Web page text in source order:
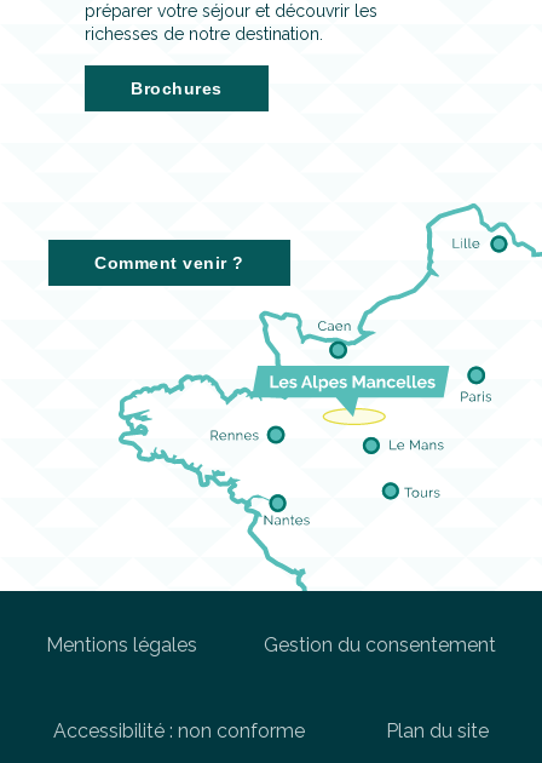
préparer votre séjour et découvrir les
richesses de notre destination.
Brochures
Comment venir ?
Mentions légales Gestion du consentement
Accessibilité : non conforme Plan du site